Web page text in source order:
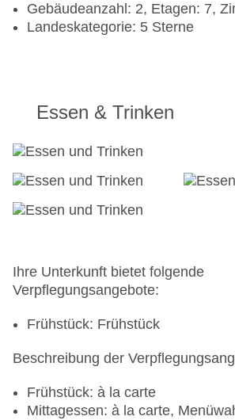
Gebäudeanzahl: 2, Etagen: 7,
Landeskategorie: 5 Sterne
Essen & Trinken
Ihre Unterkunft bietet folgende
Verpflegungsangebote:
Frühstück: Frühstück
Beschreibung der
Frühstück: à la carte
Mittagessen: à la carte,